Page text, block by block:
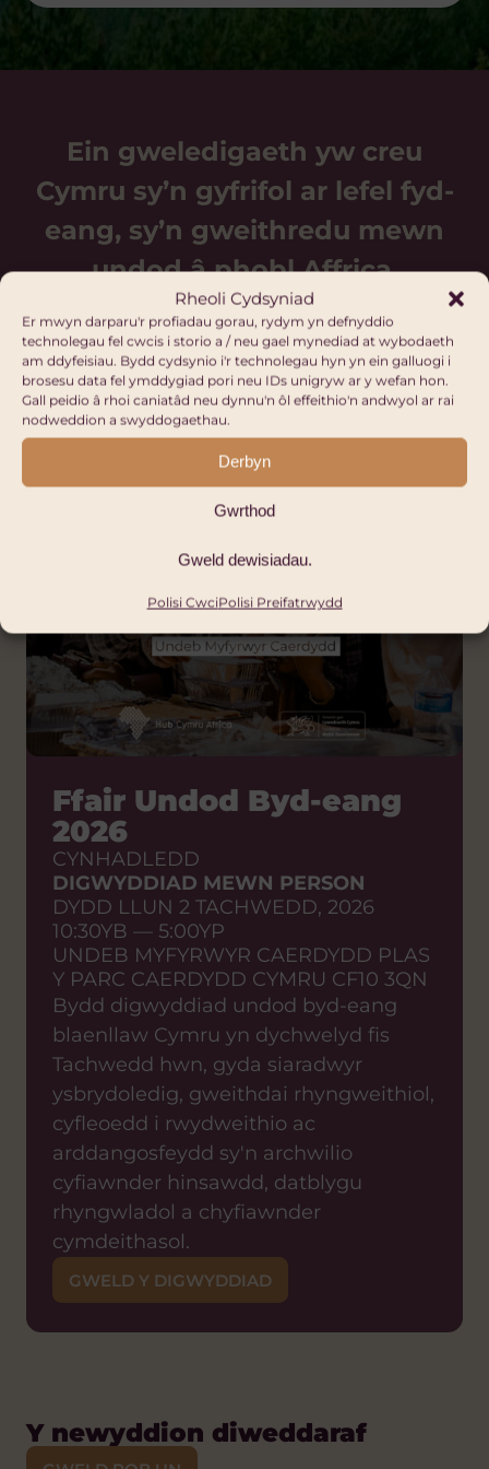
Rheoli Cydsyniad
Er mwyn darparu'r profiadau gorau, rydym yn defnyddio
technolegau fel cwcis i storio a / neu gael mynediad at wybodaeth
am ddyfeisiau. Bydd cydsynio i'r technolegau hyn yn ein galluogi i
brosesu data fel ymddygiad pori neu IDs unigryw ar y wefan hon.
Gall peidio â rhoi caniatâd neu dynnu'n ôl effeithio'n andwyol ar rai
nodweddion a swyddogaethau.
Derbyn
Gwrthod
Gweld dewisiadau.
Polisi CwciPolisi Preifatrwydd
Ein gweledigaeth yw creu
Cymru sy’n gyfrifol ar lefel fyd-
eang, sy’n gweithredu mewn
undod â phobl Affrica.
Digwyddiadau i ddod
Ffair Undod Byd-eang
2026
CYNHADLEDD
DIGWYDDIAD MEWN PERSON
DYDD LLUN 2 TACHWEDD, 2026
10:30YB — 5:00YP
UNDEB MYFYRWYR CAERDYDD PLAS
Y PARC CAERDYDD CYMRU CF10 3QN
Bydd digwyddiad undod byd-eang
blaenllaw Cymru yn dychwelyd fis
Tachwedd hwn, gyda siaradwyr
ysbrydoledig, gweithdai rhyngweithiol,
cyfleoedd i rwydweithio ac
arddangosfeydd sy'n archwilio
cyfiawnder hinsawdd, datblygu
rhyngwladol a chyfiawnder
cymdeithasol.
GWELD Y DIGWYDDIAD
Y newyddion diweddaraf